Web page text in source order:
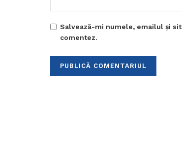
Salvează-mi numele, emailul și
comentez.